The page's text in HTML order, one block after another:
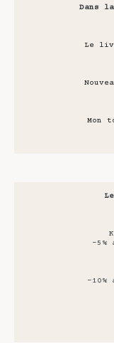
Dans
Le
Mon
-5%
-10%